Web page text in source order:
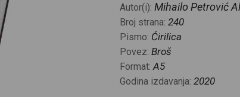
Autor(i): Mihailo Petrović
Broj strana: 240
Pismo: Ćirilica
Povez: Broš
Format:A5
Godina izdavanja: 2020